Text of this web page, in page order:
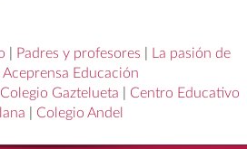
Padres y profesores
La pasión de
Aceprensa Educación
Colegio Gaztelueta
Centro Educativo
Colegio Andel